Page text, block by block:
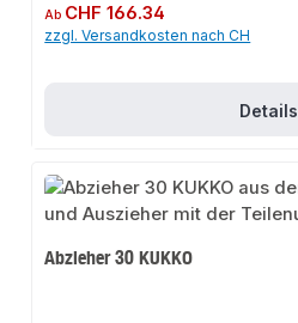
Regulärer Preis:
Ab CHF 166.34
zzgl. Versandkosten nach CH
Details
Abzieher 30 KUKKO